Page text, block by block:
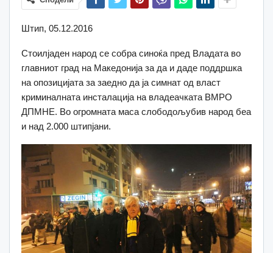
Штип, 05.12.2016
Стоилјаден народ се собра синоќа пред Владата во
главниот град на Македонија за да и даде поддршка
на опозицијата за заедно да ја симнат од власт
криминалната инсталација на владеачката ВМРО
ДПМНЕ. Во огромната маса слободољубив народ беа
и над 2.000 штипјани.